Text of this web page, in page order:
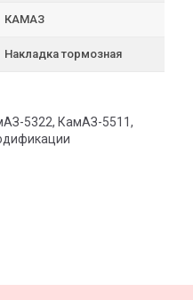
КАМАЗ
Накладка тормозная
5322, КамАЗ-5511,